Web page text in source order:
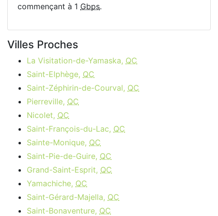
commençant à 1 Gbps.
Villes Proches
La Visitation-de-Yamaska, QC
Saint-Elphège, QC
Saint-Zéphirin-de-Courval, QC
Pierreville, QC
Nicolet, QC
Saint-François-du-Lac, QC
Sainte-Monique, QC
Saint-Pie-de-Guire, QC
Grand-Saint-Esprit, QC
Yamachiche, QC
Saint-Gérard-Majella, QC
Saint-Bonaventure, QC